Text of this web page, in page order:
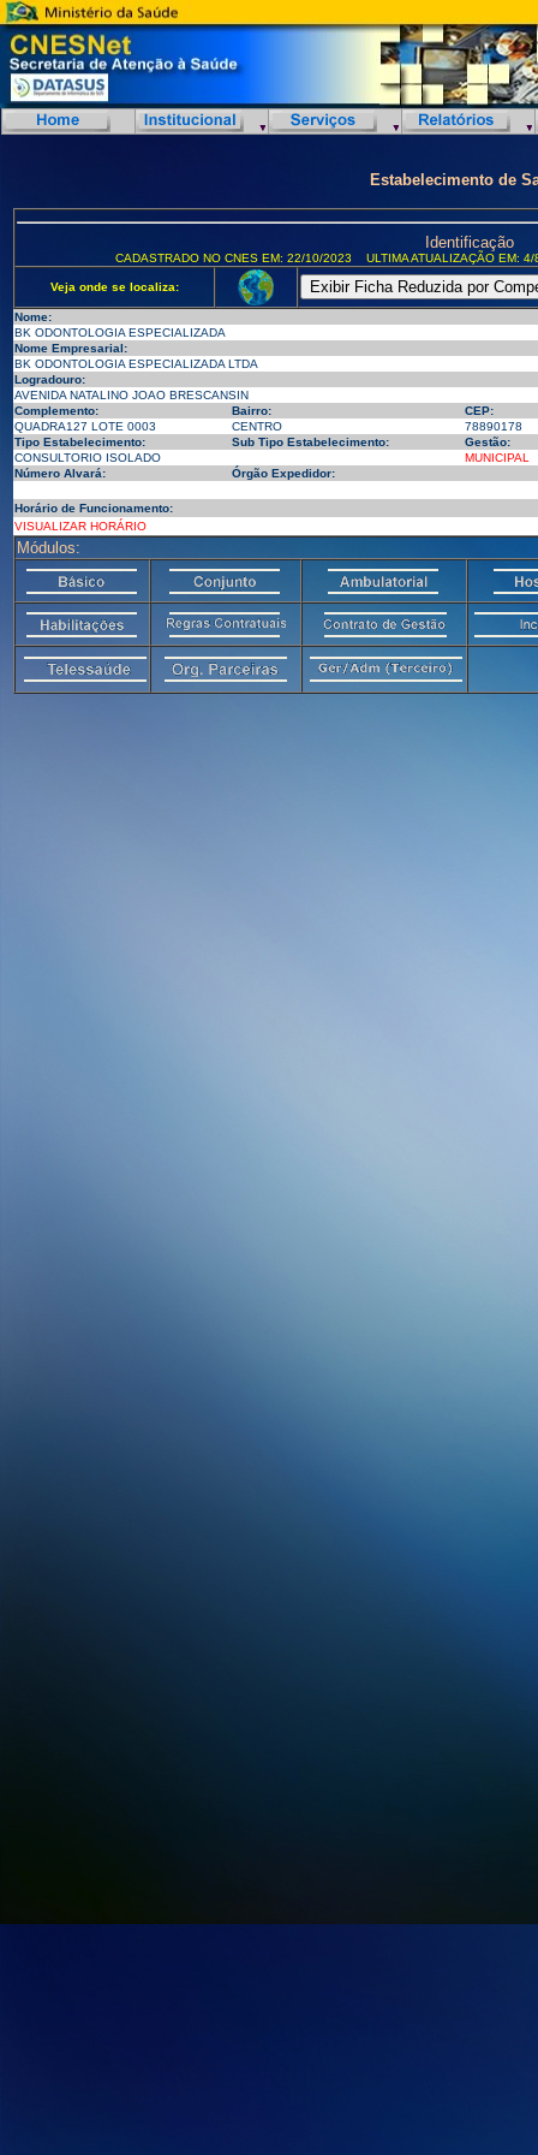
Estabelecimento de
Identificação
CADASTRADO NO CNES EM: 22/10/2023 ULTIMA ATUALIZAÇÃO EM:
Veja onde se localiza:
Nome:
BK ODONTOLOGIA ESPECIALIZADA
Nome Empresarial:
BK ODONTOLOGIA ESPECIALIZADA LTDA
Logradouro:
AVENIDA NATALINO JOAO BRESCANSIN
Complemento:
Bairro:
CEP:
QUADRA127 LOTE 0003
CENTRO
78890178
Tipo Estabelecimento:
Sub Tipo Estabelecimento:
Gestão:
CONSULTORIO ISOLADO
MUNICIPAL
Número Alvará:
Órgão Expedidor:
Horário de Funcionamento:
VISUALIZAR HORÁRIO
Módulos: